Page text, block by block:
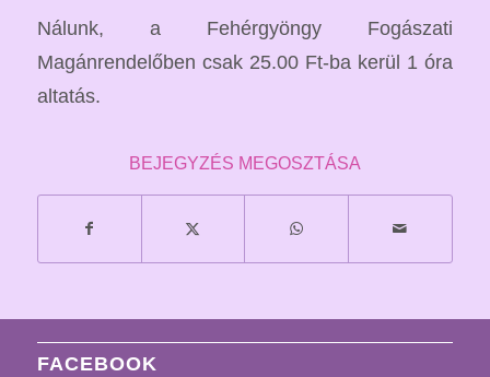
Nálunk, a Fehérgyöngy Fogászati
Magánrendelőben csak 25.00 Ft-ba kerül 1 óra
altatás.
BEJEGYZÉS MEGOSZTÁSA
FACEBOOK